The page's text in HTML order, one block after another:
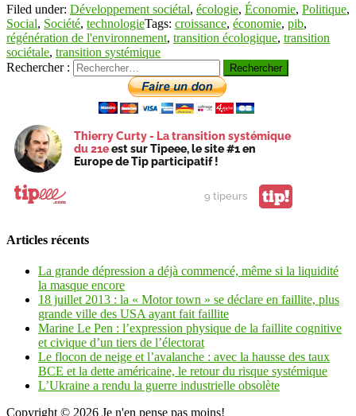
Filed under: Développement sociétal, écologie, Économie, Politique,
Social, Société, technologieTags: croissance, économie, pib,
régénération de l'environnement, transition écologique, transition
sociétale, transition systémique
Rechercher :
Thierry Curty - La transition systémique
du 21eest sur Tipeee, le site #1 en
Europe de Tip participatif !
9 tipeurs tip!
Articles récents
La grande dépression a déjà commencé, même si la liquidité
la masque encore
18 juillet 2013 : la « Motor town » se déclare en faillite, plus
grande ville des USA ayant fait faillite
Marine Le Pen : l’expression physique de la faillite cognitive
et civique d’un tiers de l’électorat
Le flocon de neige et l’avalanche : avec la hausse des taux
BCE et la dette américaine, le retour du risque systémique
L’Ukraine a rendu la guerre industrielle obsolète
Copyright © 2026 Je n'en pense pas moins!